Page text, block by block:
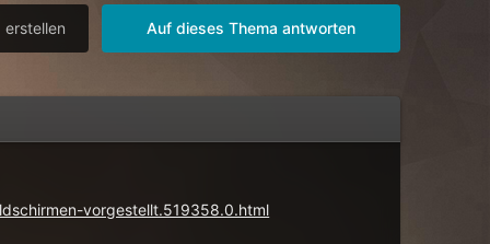
Auf dieses Thema antworten
erstellen
vorgestellt.519358.0.html